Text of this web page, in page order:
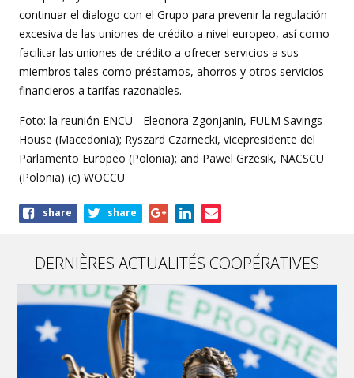
continuar el dialogo con el Grupo para prevenir la regulación
excesiva de las uniones de crédito a nivel europeo, así como
facilitar las uniones de crédito a ofrecer servicios a sus
miembros tales como préstamos, ahorros y otros servicios
financieros a tarifas razonables.
Foto: la reunión ENCU - Eleonora Zgonjanin, FULM Savings
House (Macedonia); Ryszard Czarnecki, vicepresidente del
Parlamento Europeo (Polonia); and Pawel Grzesik, NACSCU
(Polonia) (c) WOCCU
Shareshare share
DERNIÈRES ACTUALITÉS COOPÉRATIVES